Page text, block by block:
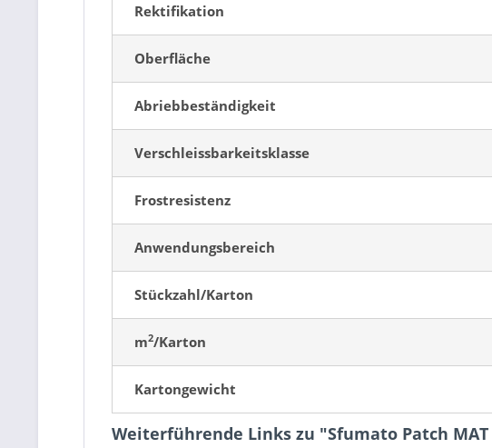
Rektifikation
Oberfläche
Abriebbeständigkeit
Verschleissbarkeitsklasse
Frostresistenz
Anwendungsbereich
Stückzahl/Karton
m2/Karton
Kartongewicht
Weiterführende Links zu "Sfumato Patch